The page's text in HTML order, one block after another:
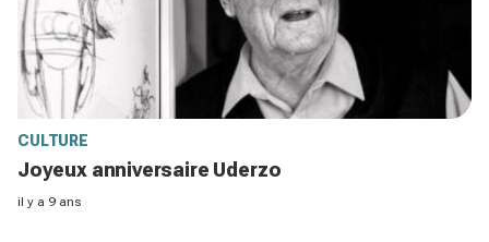
CULTURE
Joyeux anniversaire Uderzo
il y a 9 ans